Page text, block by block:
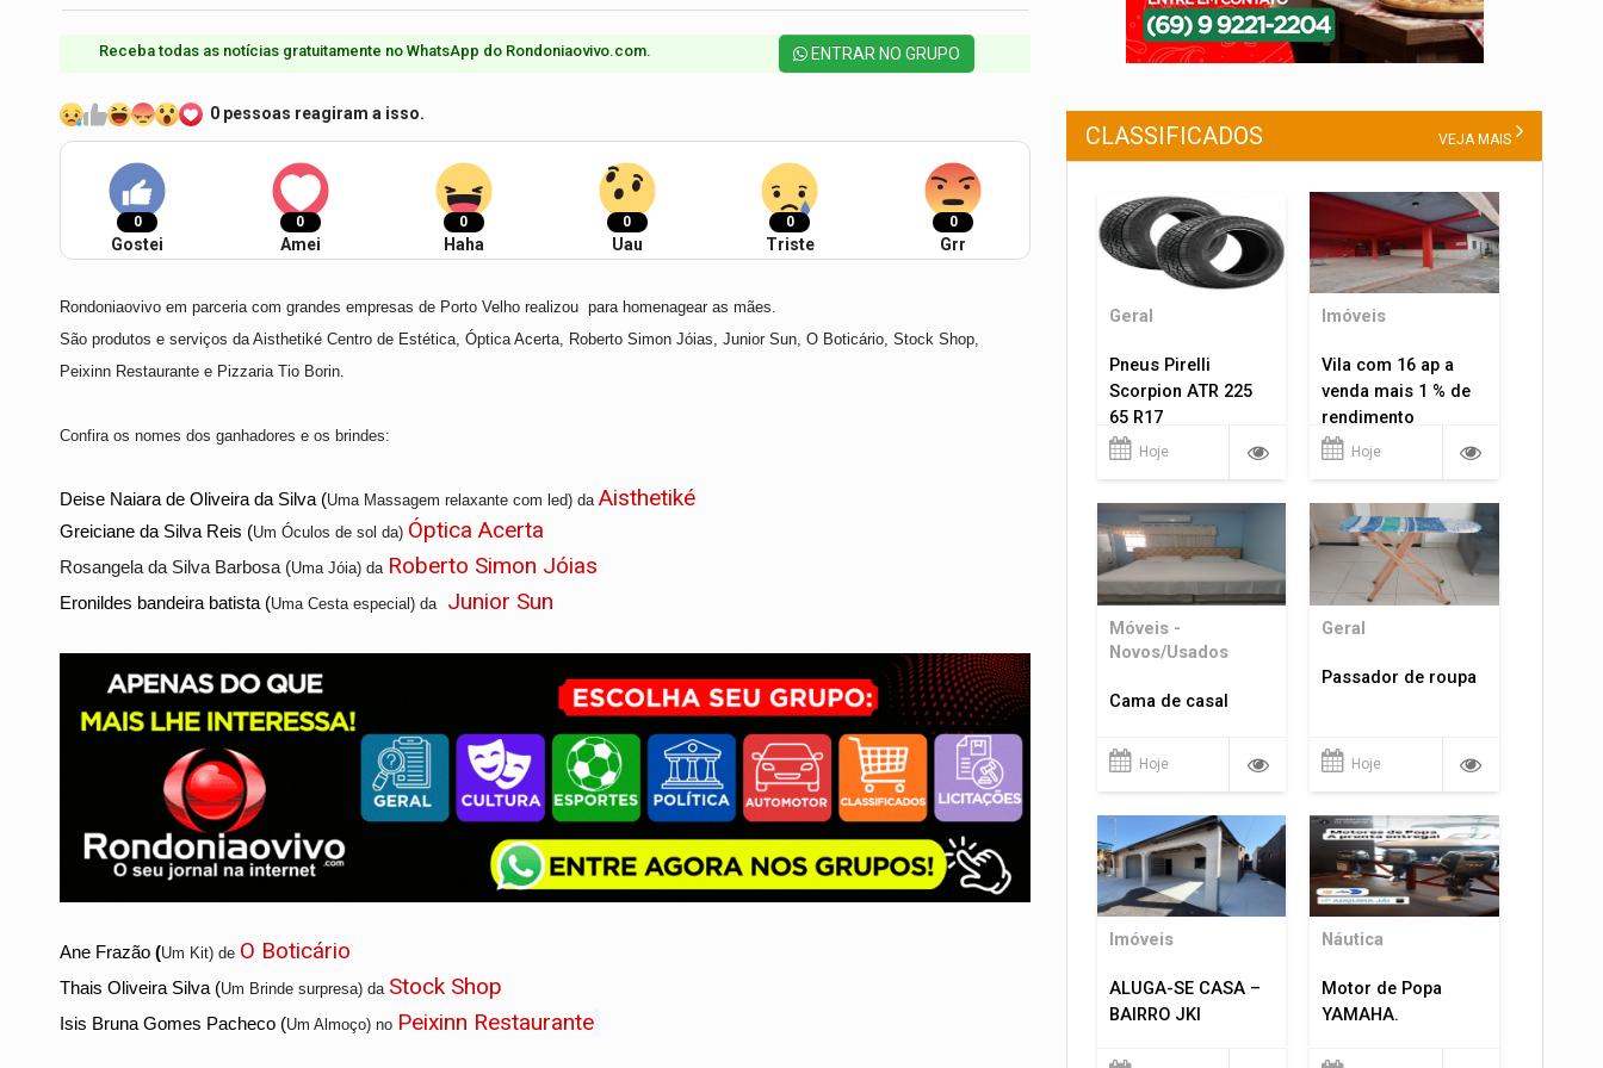
Receba todas as notícias gratuitamente no WhatsApp do Rondoniaovivo.com.​ ENTRAR NO GRUPO
0 pessoas reagiram a isso.
0
Gostei
0
Amei
0
Haha
0
Uau
0
Triste
0
Grr
Rondoniaovivo em parceria com grandes empresas de Porto Velho realizou para homenagear as mães.
São produtos e serviços da Aisthetiké Centro de Estética, Óptica Acerta, Roberto Simon Jóias, Junior Sun, O Boticário, Stock Shop,
Peixinn Restaurante e Pizzaria Tio Borin
Confira os nomes dos ganhadores e os brindes:
Deise Naiara de Oliveira da Silva (Uma Massagem relaxante com led) da Aisthetiké
Greiciane da Silva Reis (Um Óculos de sol da) Óptica Acerta
Rosangela da Silva Barbosa (Uma Jóia) da Roberto Simon Jóias
Eronildes bandeira batista (Uma Cesta especial) da Junior Sun
Ane Frazão (Um Kit) de O Boticário
Thais Oliveira Silva (Um Brinde surpresa) da Stock Shop
Isis Bruna Gomes Pacheco (Um A lmoço) no Peixinn Restaurante
CLASSIFICADOS VEJA MAIS
Geral
Pneus Pirelli
Scorpion ATR 225
65 R17
Hoje
Imóveis
Vila com 16 ap a
venda mais 1 % de
rendimento
Hoje
Móveis -
Novos/Usados
Cama de casal
Hoje
Geral
Passador de roupa
Hoje
Imóveis
ALUGA-SE CASA –
BAIRRO JKI
Náutica
Motor de Popa
YAMAHA.